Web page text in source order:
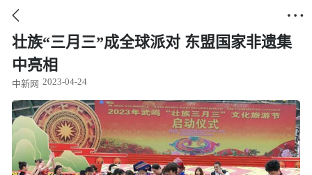
 
壮族“三月三”成全球派对 东盟国家非遗集
中亮相
中新网 2023-04-24